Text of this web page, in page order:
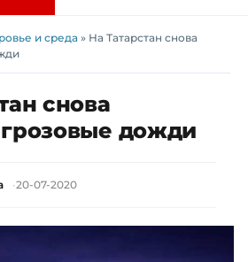
и среда » На Татарстан снова
снова
дожди
20-07-2020